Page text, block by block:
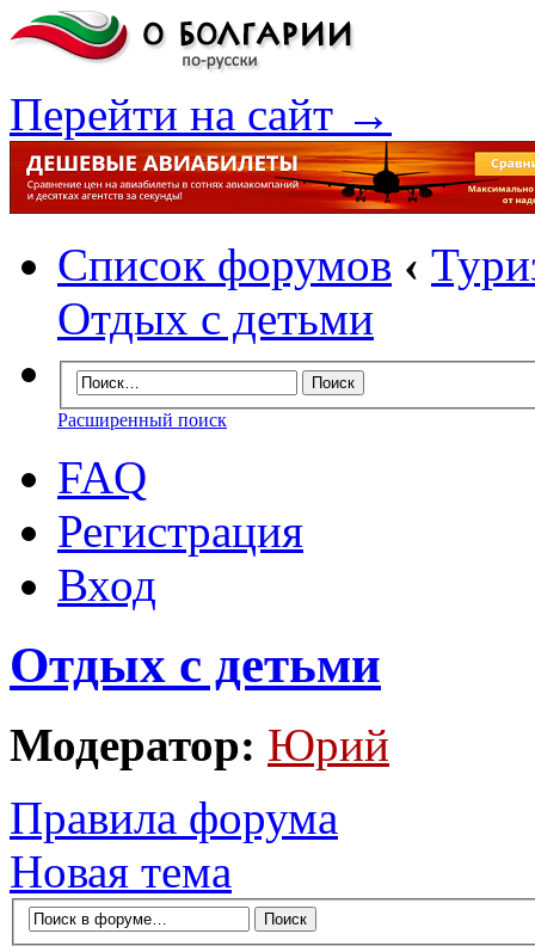
Перейти на сайт →
Список форумов ‹
Отдых с детьми
Расширенный поиск
FAQ
Регистрация
Вход
Отдых с детьми
Модератор: Юрий
Правила форума
Новая тема